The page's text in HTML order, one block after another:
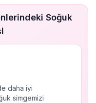
Soğuk
daha iyi
simgemizi